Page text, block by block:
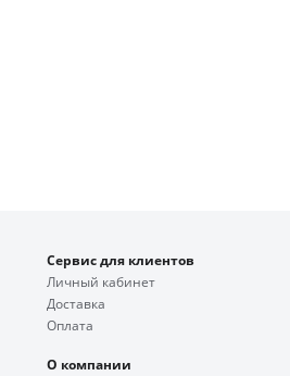
Сервис для клиентов
Личный кабинет
Доставка
Оплата
О компании